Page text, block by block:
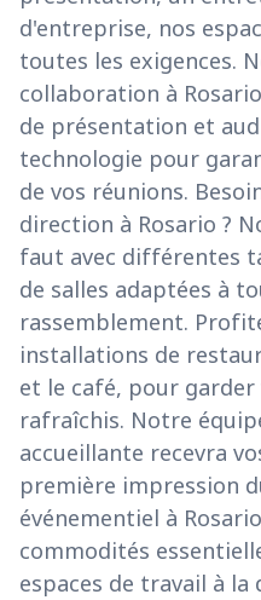
d'entreprise, nos
toutes les exigences.
collaboration à
de présentation et
technologie pour
de vos réunions.
direction à Rosario ?
faut avec différentes
de salles adaptées à
rassemblement.
installations de
et le café, pour
rafraîchis. Notre
accueillante recevra
première impression
événementiel à
commodités
espaces de travail à la